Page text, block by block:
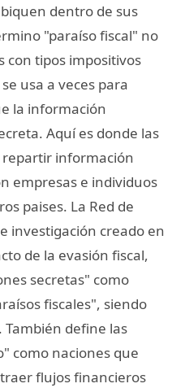
dentro de sus
"paraíso fiscal" no
con tipos impositivos
usa a veces para
la información
Aquí es donde las
repartir información
empresas e individuos
paises. La Red de
investigación creado en
de la evasión fiscal,
secretas" como
fiscales", siendo
define las
como naciones que
flujos financieros